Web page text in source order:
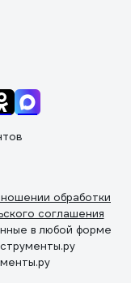
обработки
соглашения
в любой форме